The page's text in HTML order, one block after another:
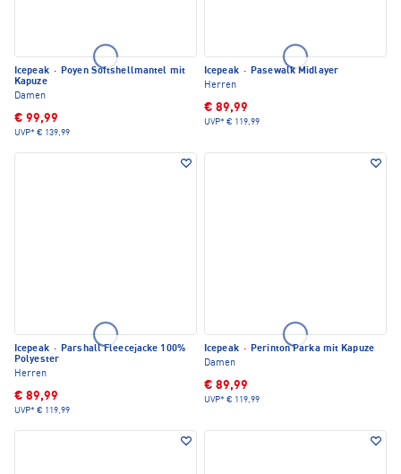
Icepeak · Poyen Softshellmantel mit
Kapuze
Damen
€ 99,99
UVP* € 139,99
Icepeak · Pasewalk Midlayer
Herren
€ 89,99
UVP* € 119,99
Icepeak · Parshall Fleecejacke 100%
Polyester
Herren
€ 89,99
UVP* € 119,99
Icepeak · Perinton Parka mit Kapuze
Damen
€ 89,99
UVP* € 119,99